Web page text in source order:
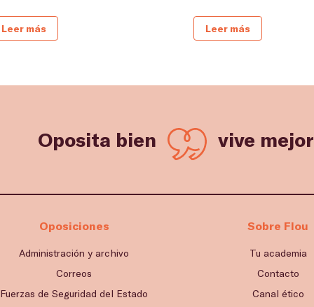
Leer más Leer más
Oposita bien vive mejor
Oposiciones
Administración y archivo
Correos
Fuerzas de Seguridad del Estado
Sobre Flou
Tu academia
Contacto
Canal ético